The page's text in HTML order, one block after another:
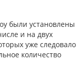
были установлены
и на двух
уже следовало
количество